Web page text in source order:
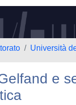
Università
e